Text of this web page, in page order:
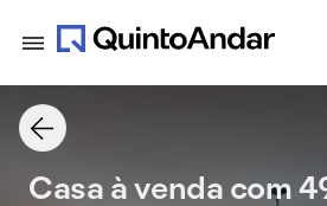
Casa à venda com